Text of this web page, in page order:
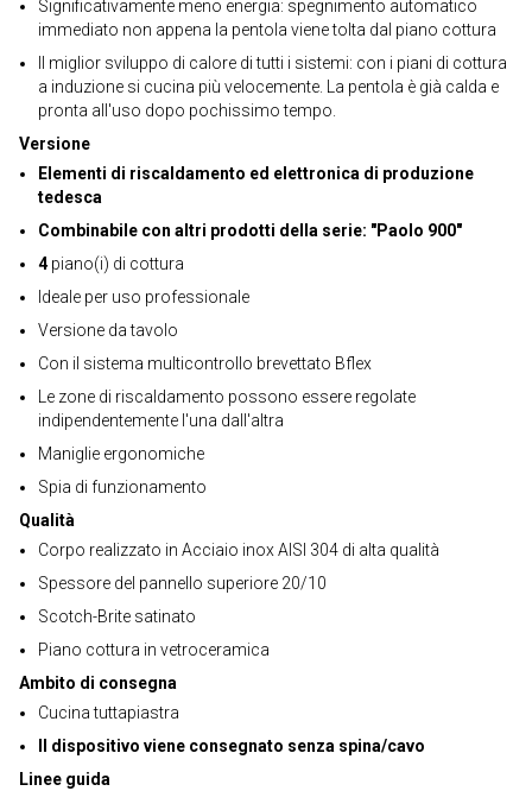
Significativamente meno energia: spegnimento automatico
immediato non appena la pentola viene tolta dal piano cottura
Il miglior sviluppo di calore di tutti i sistemi: con i piani di cottura
a induzione si cucina più velocemente. La pentola è già calda e
pronta all'uso dopo pochissimo tempo.
Versione
Elementi di riscaldamento ed elettronica di produzione
tedesca
Combinabile con altri prodotti della serie: "Paolo 900"
4piano(i) di cottura
Ideale per uso professionale
Versione da tavolo
Con il sistema multicontrollo brevettato Bflex
Le zone di riscaldamento possono essere regolate
indipendentemente l'una dall'altra
Maniglie ergonomiche
Spia di funzionamento
Qualità
Corpo realizzato in Acciaio inox AISI 304 di alta qualità
Spessore del pannello superiore 20/10
Scotch-Brite satinato
Piano cottura in vetroceramica
Ambito di consegna
Cucina tuttapiastra
Il dispositivo viene consegnato senza spina/cavo
Linee guida